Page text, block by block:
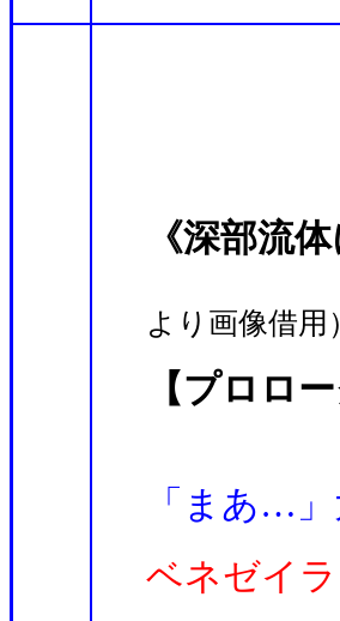
《深部流
より画像借用
【プロロ
「まあ…」
ベネゼイラ